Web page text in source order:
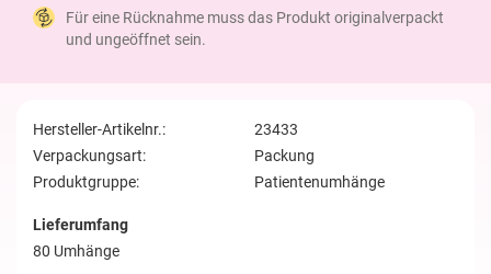
Für eine Rücknahme muss das Produkt originalverpackt
und ungeöffnet sein.
Hersteller-Artikelnr.:
23433
Verpackungsart:
Packung
Produktgruppe:
Patientenumhänge
Lieferumfang
80 Umhänge